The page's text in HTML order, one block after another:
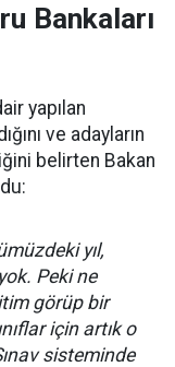
Bankaları
yapılan
ve adayların
belirten Bakan
yıl,
Peki ne
görüp bir
için artık o
sisteminde